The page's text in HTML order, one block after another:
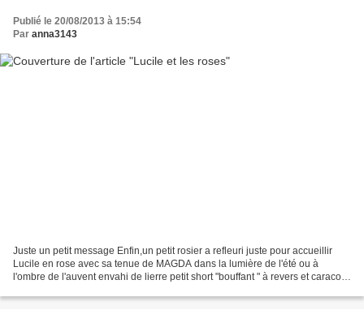
Publié le 20/08/2013 à 15:54
Par anna3143
Juste un petit message Enfin,un petit rosier a refleuri juste pour accueillir
Lucile en rose avec sa tenue de MAGDA dans la lumière de l'été ou à
l'ombre de l'auvent envahi de lierre petit short "bouffant " à revers et caraco